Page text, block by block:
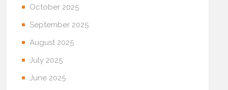
October 2025
September 2025
August 2025
July 2025
June 2025